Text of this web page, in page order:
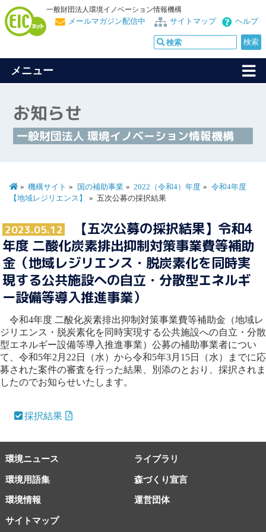
一般財団法人環境イノベーション情報機構
ヘルプ
サイトマップ
メールマガジン配信中
メニュー
お知らせ
一般財団法人 環境イノベーション情報機構
機構サイト 国の補助事業 2022（令和4）年度
令和4年度
【地域レジリエンス】
五次公募の採択結果
2023.05.12
【五次公募の採択結果】令和4
年度 二酸化炭素排出抑制対策事業費等補助
金（地域レジリエンス・脱炭素化を同時実
現する公共施設への自立・分散型エネルギ
ー設備等導入推進事業）
令和4年度 二酸化炭素排出抑制対策事業費等補助金（地域レ
ジリエンス・脱炭素化を同時実現する公共施設への自立・分散
型エネルギー設備等導入推進事業）公募の補助事業者につい
て、令和5年2月22日（水）から令和5年3月15日（水）までに応
募された案件の審査を行った結果、別添のとおり、採択されま
したのでお知らせいたします。
採択結果
環境ニュース ライブラリ
環境用語集 森づくり宣言
環境情報
サイトマップ
運営団体